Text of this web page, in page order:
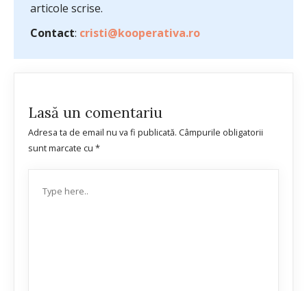
articole scrise.
Contact: cristi@kooperativa.ro
Lasă un comentariu
Adresa ta de email nu va fi publicată. Câmpurile obligatorii
sunt marcate cu *